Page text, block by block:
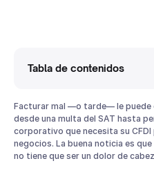
Tabla de contenidos
¿Qué es la facturación en
tanto?
Marco legal 2026: lo que
CFDI 4.0 sigue siendo
actualizados
Facturar mal —o tarde— le
desde una multa del SAT hasta
corporativo que necesita su
negocios. La buena noticia es que
no tiene que ser un dolor de